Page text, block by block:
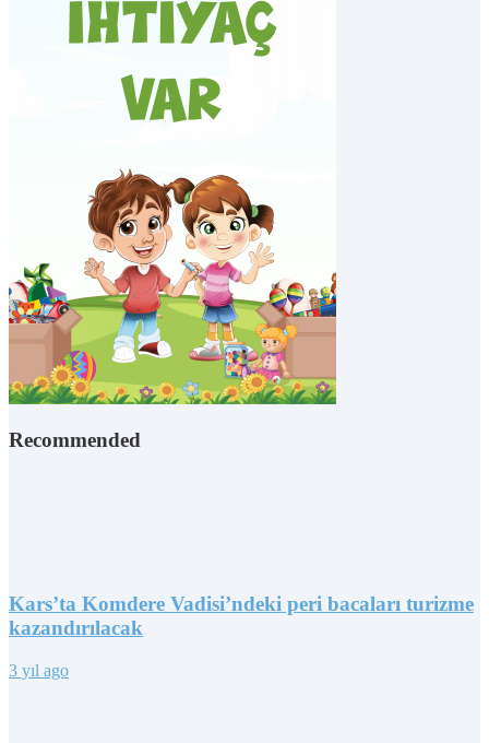
Recommended
Kars’ta Komdere Vadisi’ndeki peri bacaları turizme
kazandırılacak
3 yıl ago